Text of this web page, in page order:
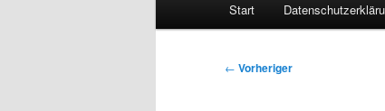
Start
Beitragsnavigation
← Vorheriger